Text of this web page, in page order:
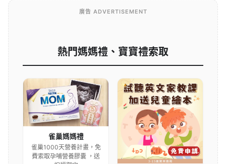
廣告 ADVERTISEMENT
熱門媽媽禮、寶寶禮索取
雀巢媽媽禮
雀巢1000天營養計畫，免
費索取孕哺營養膠囊 ，送